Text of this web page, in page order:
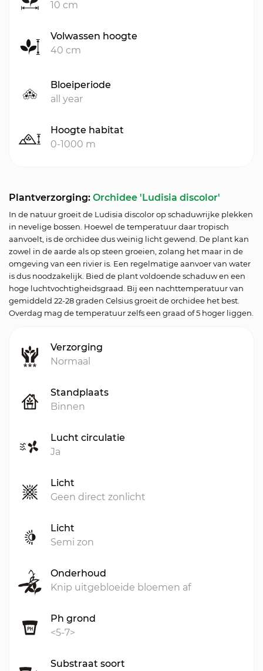
10 cm
Volwassen hoogte
40 cm
Bloeiperiode
all year
Hoogte habitat
0-1000 m
Plantverzorging: Orchidee 'Ludisia discolor'
In de natuur groeit de Ludisia discolor op schaduwrijke plekken
in nevelige bossen. Hoewel de temperatuur daar tropisch
aanvoelt, is de orchidee dus weinig licht gewend. De plant kan
zowel in de aarde als op steen groeien, zolang het maar in de
omgeving van een rivier is. Een regelmatige aanvoer van water
is dus noodzakelijk. Bied de plant voldoende schaduw en een
hoge luchtvochtigheidsgraad. Bij een nachttemperatuur van
gemiddeld 22-28 graden Celsius groeit de orchidee het best.
Overdag mag de temperatuur zelfs een graad of 5 hoger liggen.
Verzorging
Normaal
Standplaats
Binnen
Lucht circulatie
Ja
Licht
Geen direct zonlicht
Licht
Semi zon
Onderhoud
Knip uitgebloeide bloemen af
Ph grond
<5-7>
Substraat soort